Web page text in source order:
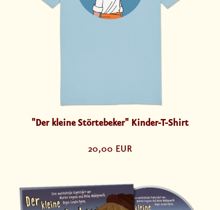
"Der kleine Störtebeker" Kinder-T-Shirt
20,00 EUR